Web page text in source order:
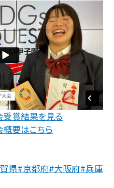
賞結果を見る
要はこちら
県#京都府#大阪府#兵庫